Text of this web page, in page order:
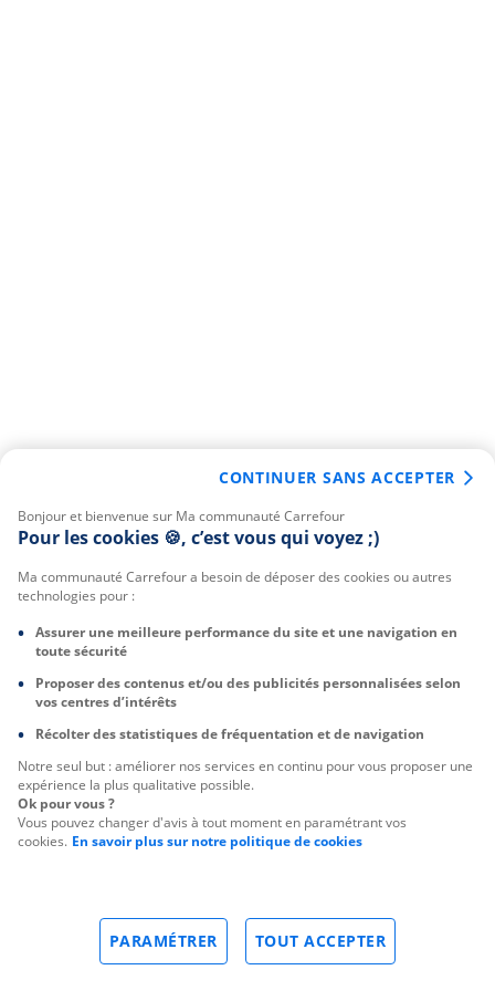
Bonjour et bienvenue sur Ma communauté Carrefour
Pour les cookies 🍪, c’est vous qui voyez ;)
Ma communauté Carrefour a besoin de déposer des cookies ou autres
technologies pour :
Assurer une meilleure performance du site et une navigation en
toute sécurité
Proposer des contenus et/ou des publicités personnalisées selon
vos centres d’intérêts
Récolter des statistiques de fréquentation et de navigation
Notre seul but : améliorer nos services en continu pour vous proposer une
expérience la plus qualitative possible.
Ok pour vous ?
Vous pouvez changer d'avis à tout moment en paramétrant vos
cookies. En savoir plus sur notre politique de cookies
TOUT ACCEPTER
PARAMÉTRER
CONTINUER SANS ACCEPTER